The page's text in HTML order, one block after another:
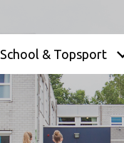
School & Topsport